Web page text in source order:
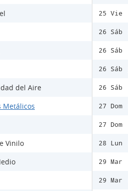
del Aire
Metálicos
Vinilo
25 Vie
26 Sáb
26 Sáb
26 Sáb
26 Sáb
27 Dom
27 Dom
28 Lun
29 Mar
29 Mar